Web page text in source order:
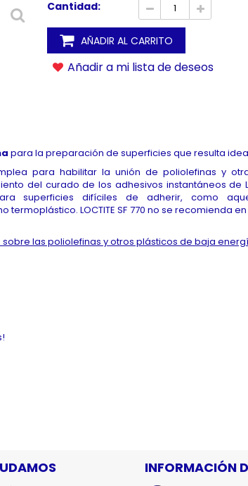
Cantidad:
AÑADIR AL CARRITO
Añadir a mi lista de deseos
para la preparación de superficies que resulta
para habilitar la unión de poliolefinas y
del curado de los adhesivos instantáneos de
superficies difíciles de adherir, como
LOCTITE SF 770 no se recomienda
las poliolefinas y otros plásticos de baja
INFORMACIÓN